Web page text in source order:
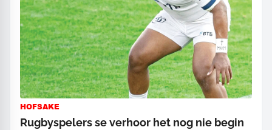
HOFSAKE
Rugbyspelers se verhoor het nog nie begin